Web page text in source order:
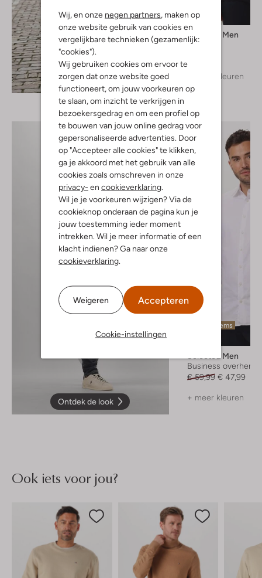
Wij, en onze negen partners, maken op
onze website gebruik van cookies en
vergelijkbare technieken (gezamenlijk:
"cookies").
Wij gebruiken cookies om ervoor te
zorgen dat onze website goed
functioneert, om jouw voorkeuren op
te slaan, om inzicht te verkrijgen in
bezoekersgedrag en om een profiel op
te bouwen van jouw online gedrag voor
gepersonaliseerde advertenties. Door
op "Accepteer alle cookies" te klikken,
ga je akkoord met het gebruik van alle
cookies zoals omschreven in onze
privacy- en cookieverklaring.
Wil je je voorkeuren wijzigen? Via de
cookieknop onderaan de pagina kun je
jouw toestemming ieder moment
intrekken. Wil je meer informatie of een
klacht indienen? Ga naar onze
cookieverklaring.
Weigeren Accepteren
Cookie-instellingen
Ontdek de look
Selected Men
T-shirt
+ meer kleuren
Ontdek de look
Laatste items
Selected Men
Business overhemd
€ 59,99 € 47,99
+ meer kleuren
Ook iets voor jou?